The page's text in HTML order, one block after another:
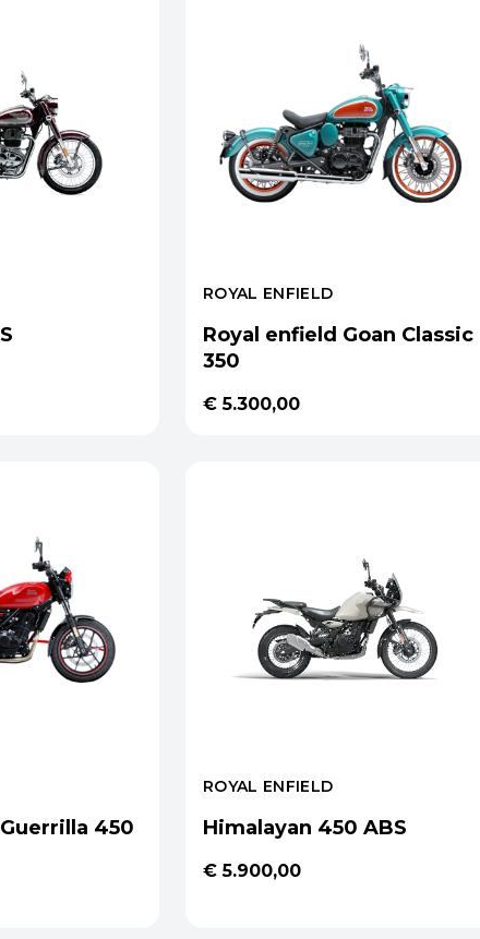
ROYAL ENFIELD
Royal enfield Goan Classic
350
€ 5.300,00
450
ROYAL ENFIELD
Himalayan 450 ABS
€ 5.900,00